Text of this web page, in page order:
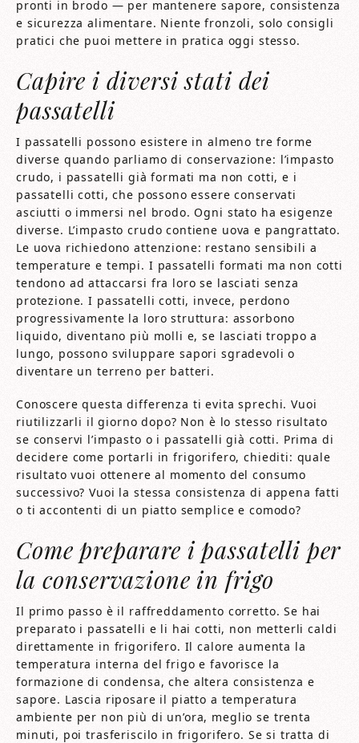
pronti in brodo — per mantenere sapore, consistenza
e sicurezza alimentare. Niente fronzoli, solo consigli
pratici che puoi mettere in pratica oggi stesso.
Capire i diversi stati dei
passatelli
I passatelli possono esistere in almeno tre forme
diverse quando parliamo di conservazione: l’impasto
crudo, i passatelli già formati ma non cotti, e i
passatelli cotti, che possono essere conservati
asciutti o immersi nel brodo. Ogni stato ha esigenze
diverse. L’impasto crudo contiene uova e pangrattato.
Le uova richiedono attenzione: restano sensibili a
temperature e tempi. I passatelli formati ma non cotti
tendono ad attaccarsi fra loro se lasciati senza
protezione. I passatelli cotti, invece, perdono
progressivamente la loro struttura: assorbono
liquido, diventano più molli e, se lasciati troppo a
lungo, possono sviluppare sapori sgradevoli o
diventare un terreno per batteri.
Conoscere questa differenza ti evita sprechi. Vuoi
riutilizzarli il giorno dopo? Non è lo stesso risultato
se conservi l’impasto o i passatelli già cotti. Prima di
decidere come portarli in frigorifero, chiediti: quale
risultato vuoi ottenere al momento del consumo
successivo? Vuoi la stessa consistenza di appena fatti
o ti accontenti di un piatto semplice e comodo?
Come preparare i passatelli per
la conservazione in frigo
Il primo passo è il raffreddamento corretto. Se hai
preparato i passatelli e li hai cotti, non metterli caldi
direttamente in frigorifero. Il calore aumenta la
temperatura interna del frigo e favorisce la
formazione di condensa, che altera consistenza e
sapore. Lascia riposare il piatto a temperatura
ambiente per non più di un’ora, meglio se trenta
minuti, poi trasferiscilo in frigorifero. Se si tratta di